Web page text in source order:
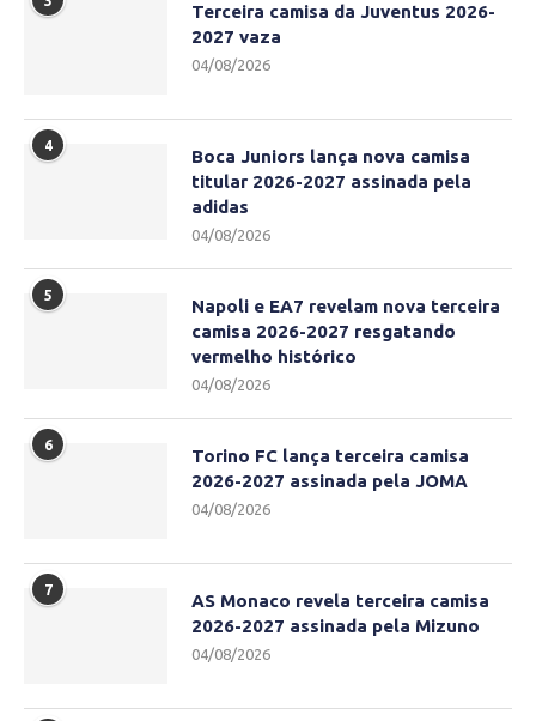
Terceira camisa da Juventus 2026-
2027 vaza
04/08/2026
4
Boca Juniors lança nova camisa
titular 2026-2027 assinada pela
adidas
04/08/2026
5
Napoli e EA7 revelam nova terceira
camisa 2026-2027 resgatando
vermelho histórico
04/08/2026
6
Torino FC lança terceira camisa
2026-2027 assinada pela JOMA
04/08/2026
7
AS Monaco revela terceira camisa
2026-2027 assinada pela Mizuno
04/08/2026